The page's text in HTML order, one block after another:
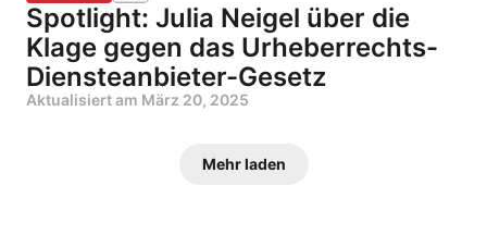
Spotlight: Julia Neigel über die
Klage gegen das Urheberrechts-
Diensteanbieter-Gesetz
Aktualisiert am März 20, 2025
Mehr laden